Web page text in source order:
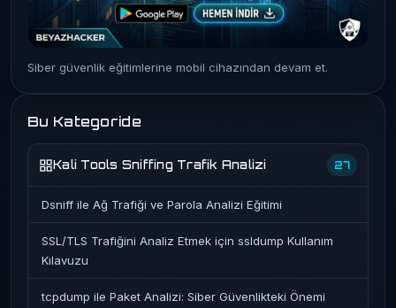
Siber güvenlik eğitimlerine mobil cihazından devam et.
Bu Kategoride
Kali Tools Sniffing Trafik Analizi 27
Dsniff ile Ağ Trafiği ve Parola Analizi Eğitimi
SSL/TLS Trafiğini Analiz Etmek için ssldump Kullanım
Kılavuzu
tcpdump ile Paket Analizi: Siber Güvenlikteki Önemi